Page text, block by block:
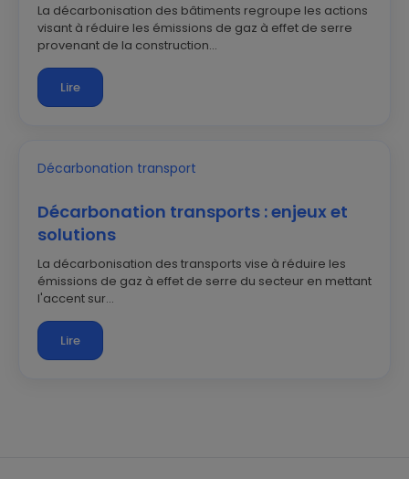
La décarbonisation des bâtiments regroupe les actions
visant à réduire les émissions de gaz à effet de serre
provenant de la construction...
Lire
Décarbonation transports : enjeux et
solutions
La décarbonisation des transports vise à réduire les
émissions de gaz à effet de serre du secteur en mettant
l'accent sur...
Lire